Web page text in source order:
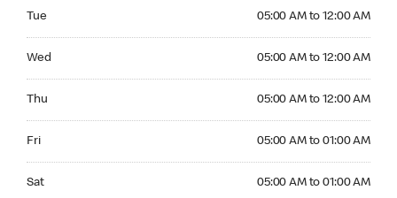
Tue 05:00 AM to 12:00 AM
Wed 05:00 AM to 12:00 AM
Thu 05:00 AM to 12:00 AM
Fri 05:00 AM to 01:00 AM
Sat 05:00 AM to 01:00 AM